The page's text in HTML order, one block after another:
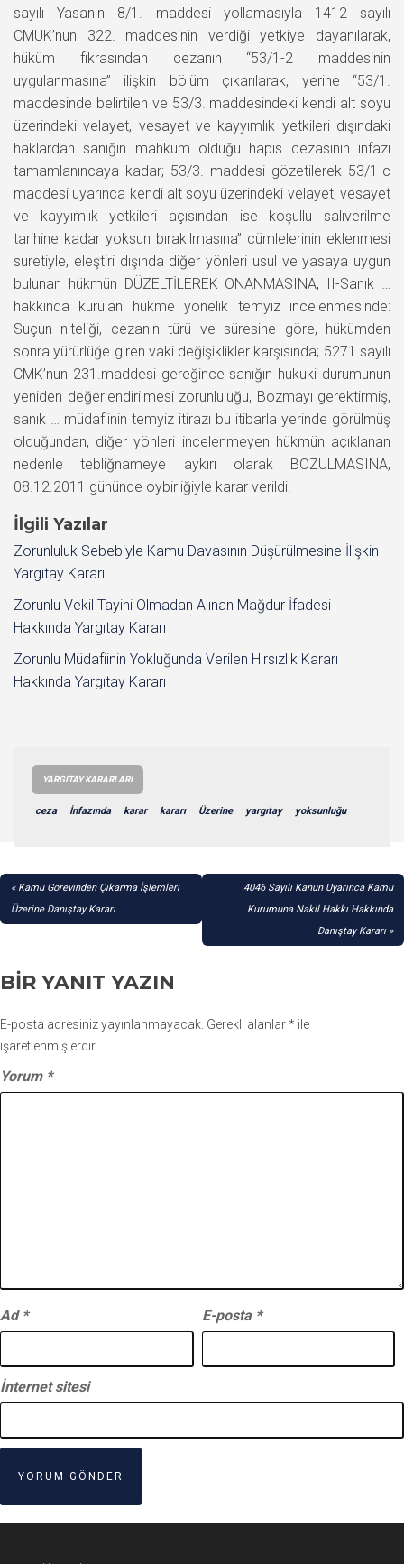
sayılı Yasanın 8/1. maddesi yollamasıyla 1412 sayılı
CMUK’nun 322. maddesinin verdiği yetkiye dayanılarak,
hüküm fıkrasından cezanın ‘‘53/1-2 maddesinin
uygulanmasına’’ ilişkin bölüm çıkarılarak, yerine ‘‘53/1.
maddesinde belirtilen ve 53/3. maddesindeki kendi alt soyu
üzerindeki velayet, vesayet ve kayyımlık yetkileri dışındaki
haklardan sanığın mahkum olduğu hapis cezasının infazı
tamamlanıncaya kadar; 53/3. maddesi gözetilerek 53/1-c
maddesi uyarınca kendi alt soyu üzerindeki velayet, vesayet
ve kayyımlık yetkileri açısından ise koşullu salıverilme
tarihine kadar yoksun bırakılmasına’’ cümlelerinin eklenmesi
suretiyle, eleştiri dışında diğer yönleri usul ve yasaya uygun
bulunan hükmün DÜZELTİLEREK ONANMASINA, II-Sanık …
hakkında kurulan hükme yönelik temyiz incelenmesinde:
Suçun niteliği, cezanın türü ve süresine göre, hükümden
sonra yürürlüğe giren vaki değişiklikler karşısında; 5271 sayılı
CMK’nun 231.maddesi gereğince sanığın hukuki durumunun
yeniden değerlendirilmesi zorunluluğu, Bozmayı gerektirmiş,
sanık … müdafiinin temyiz itirazı bu itibarla yerinde görülmüş
olduğundan, diğer yönleri incelenmeyen hükmün açıklanan
nedenle tebliğnameye aykırı olarak BOZULMASINA,
08.12.2011 gününde oybirliğiyle karar verildi.
İlgili Yazılar
Zorunluluk Sebebiyle Kamu Davasının Düşürülmesine İlişkin
Yargıtay Kararı
Zorunlu Vekil Tayini Olmadan Alınan Mağdur İfadesi
Hakkında Yargıtay Kararı
Zorunlu Müdafiinin Yokluğunda Verilen Hırsızlık Kararı
Hakkında Yargıtay Kararı
YARGITAY KARARLARI
ceza İnfazında karar kararı Üzerine yargıtay yoksunluğu
YAZI
GEZINMESI
Kamu Görevinden Çıkarma İşlemleri
Üzerine Danıştay Kararı
4046 Sayılı Kanun Uyarınca Kamu
Kurumuna Nakil Hakkı Hakkında
Danıştay Kararı
BIR YANIT YAZIN
E-posta adresiniz yayınlanmayacak. Gerekli alanlar* ile
işaretlenmişlerdir
Yorum *
Ad * E-posta *
İnternet sitesi